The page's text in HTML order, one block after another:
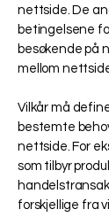
nettside. De
betingelsene
besøkende på
mellom
Vilkår må
bestemte
nettside. For
som tilbyr
forskjellige fra